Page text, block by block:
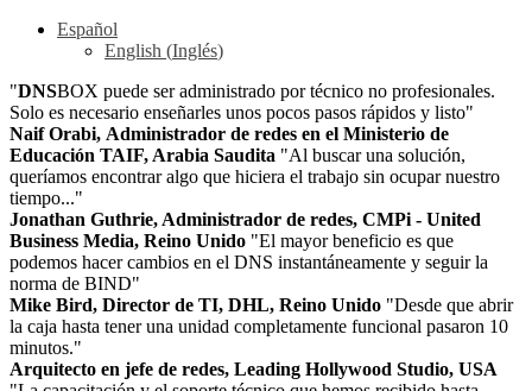
Español
English (Inglés)
"DNSBOX puede ser administrado por técnico no profesionales.
Solo es necesario enseñarles unos pocos pasos rápidos y listo"
Naif Orabi, Administrador de redes en el Ministerio de
Educación TAIF, Arabia Saudita "Al buscar una solución,
queríamos encontrar algo que hiciera el trabajo sin ocupar nuestro
tiempo..."
Jonathan Guthrie, Administrador de redes, CMPi - United
Business Media, Reino Unido "El mayor beneficio es que
podemos hacer cambios en el DNS instantáneamente y seguir la
norma de BIND"
Mike Bird, Director de TI, DHL, Reino Unido "Desde que abrir
la caja hasta tener una unidad completamente funcional pasaron 10
minutos."
Arquitecto en jefe de redes, Leading Hollywood Studio, USA